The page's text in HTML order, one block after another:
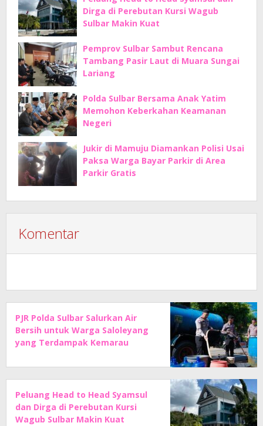
Dirga di Perebutan Kursi Wagub
Sulbar Makin Kuat
Pemprov Sulbar Sambut Rencana
Tambang Pasir Laut di Muara Sungai
Lariang
Polda Sulbar Bersama Anak Yatim
Memohon Keberkahan Keamanan
Negeri
Jukir di Mamuju Diamankan Polisi Usai
Paksa Warga Bayar Parkir di Area
Parkir Gratis
Komentar
PJR Polda Sulbar Salurkan Air
Bersih untuk Warga Saloleyang
yang Terdampak Kemarau
Peluang Head to Head Syamsul
dan Dirga di Perebutan Kursi
Wagub Sulbar Makin Kuat